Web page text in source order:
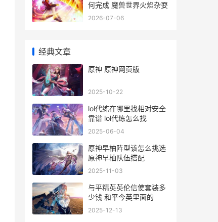
何完成 魔兽世界火焰杂耍
2026-07-06
经典文章
原神 原神网页版
2025-10-22
lol代练在哪里找相对安全
靠谱 lol代练怎么找
2025-06-04
原神早柚阵型该怎么挑选
原神早柚队伍搭配
2025-11-03
与平精英英伦信使套装多
少钱 和平今英里面的
2025-12-13